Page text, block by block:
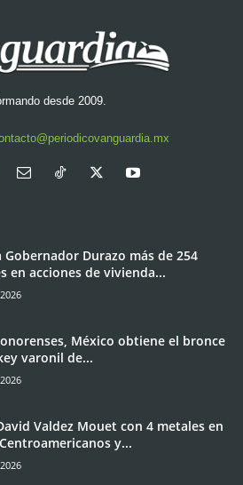
desde 2009.
Gobernador Durazo más de 254
en acciones de vivienda...
México obtiene el bronce
varonil de...
Valdez Mouet con 4 metales en
y...